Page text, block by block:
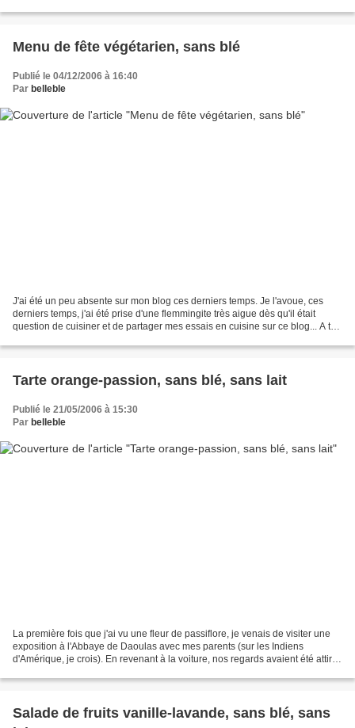
Menu de fête végétarien, sans blé
Publié le 04/12/2006 à 16:40
Par belleble
J'ai été un peu absente sur mon blog ces derniers temps. Je l'avoue, ces
derniers temps, j'ai été prise d'une flemmingite très aigue dès qu'il était
question de cuisiner et de partager mes essais en cuisine sur ce blog... A tel
Tarte orange-passion, sans blé, sans lait
Publié le 21/05/2006 à 15:30
Par belleble
La première fois que j'ai vu une fleur de passiflore, je venais de visiter une
exposition à l'Abbaye de Daoulas avec mes parents (sur les Indiens
d'Amérique, je crois). En revenant à la voiture, nos regards avaient été attirés
Salade de fruits vanille-lavande, sans blé, sans